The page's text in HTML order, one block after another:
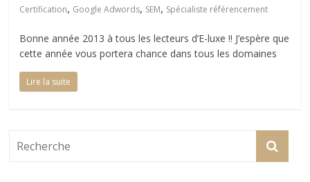
Certification, Google Adwords, SEM, Spécialiste référencement
Bonne année 2013 à tous les lecteurs d’E-luxe !! J’espère que
cette année vous portera chance dans tous les domaines
Lire la suite